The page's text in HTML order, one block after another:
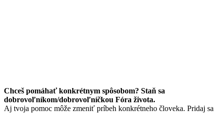
Chceš pomáhať konkrétnym spôsobom? Staň sa
dobrovoľníkom/dobrovoľníčkou Fóra života.
Aj tvoja pomoc môže zmeniť príbeh konkrétneho človeka. Pridaj sa